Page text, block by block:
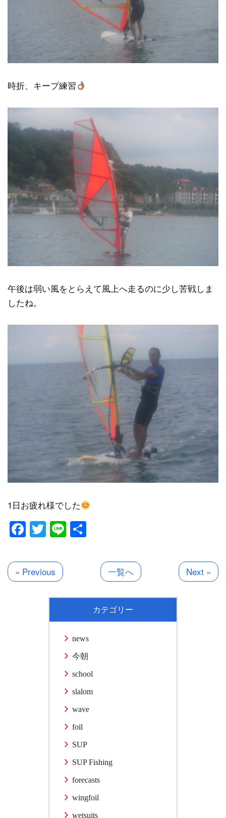
時折、キープ練習
午後は弱い風をとらえて風上へ走るのに少し苦戦しま
したね。
1日お疲れ様でした
Facebook
Twitter
Line
« Previous 一覧へ Next »
カテゴリー
news
今朝
school
slalom
wave
foil
SUP
SUP Fishing
forecasts
wingfoil
wetsuits